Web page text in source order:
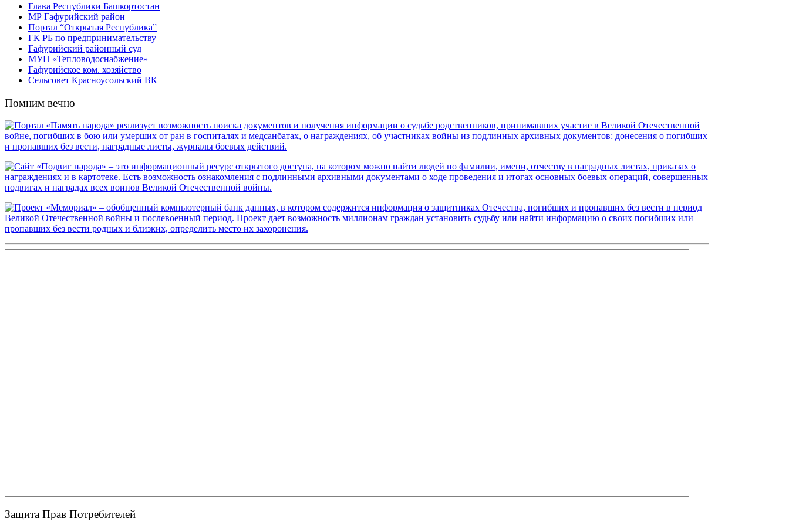
Глава Республики Башкортостан
МР Гафурийский район
Портал “Открытая Республика”
ГК РБ по предпринимательству
Гафурийский районный суд
МУП «Тепловодоснабжение»
Гафурийское ком. хозяйство
Сельсовет Красноусольский ВК
Помним вечно
Защита Прав Потребителей